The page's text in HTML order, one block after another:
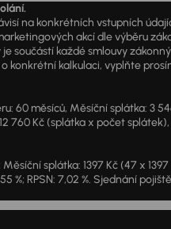
na konkrétních vstupních
akcí dle výběru
každé smlouvy
kalkulaci, vyplňte
60 měsíců, Měsíční splátka: 3
Kč (splátka x počet splátek),
splátka: 1397 Kč (47 x
%; RPSN: 7,02 %. Sjednání